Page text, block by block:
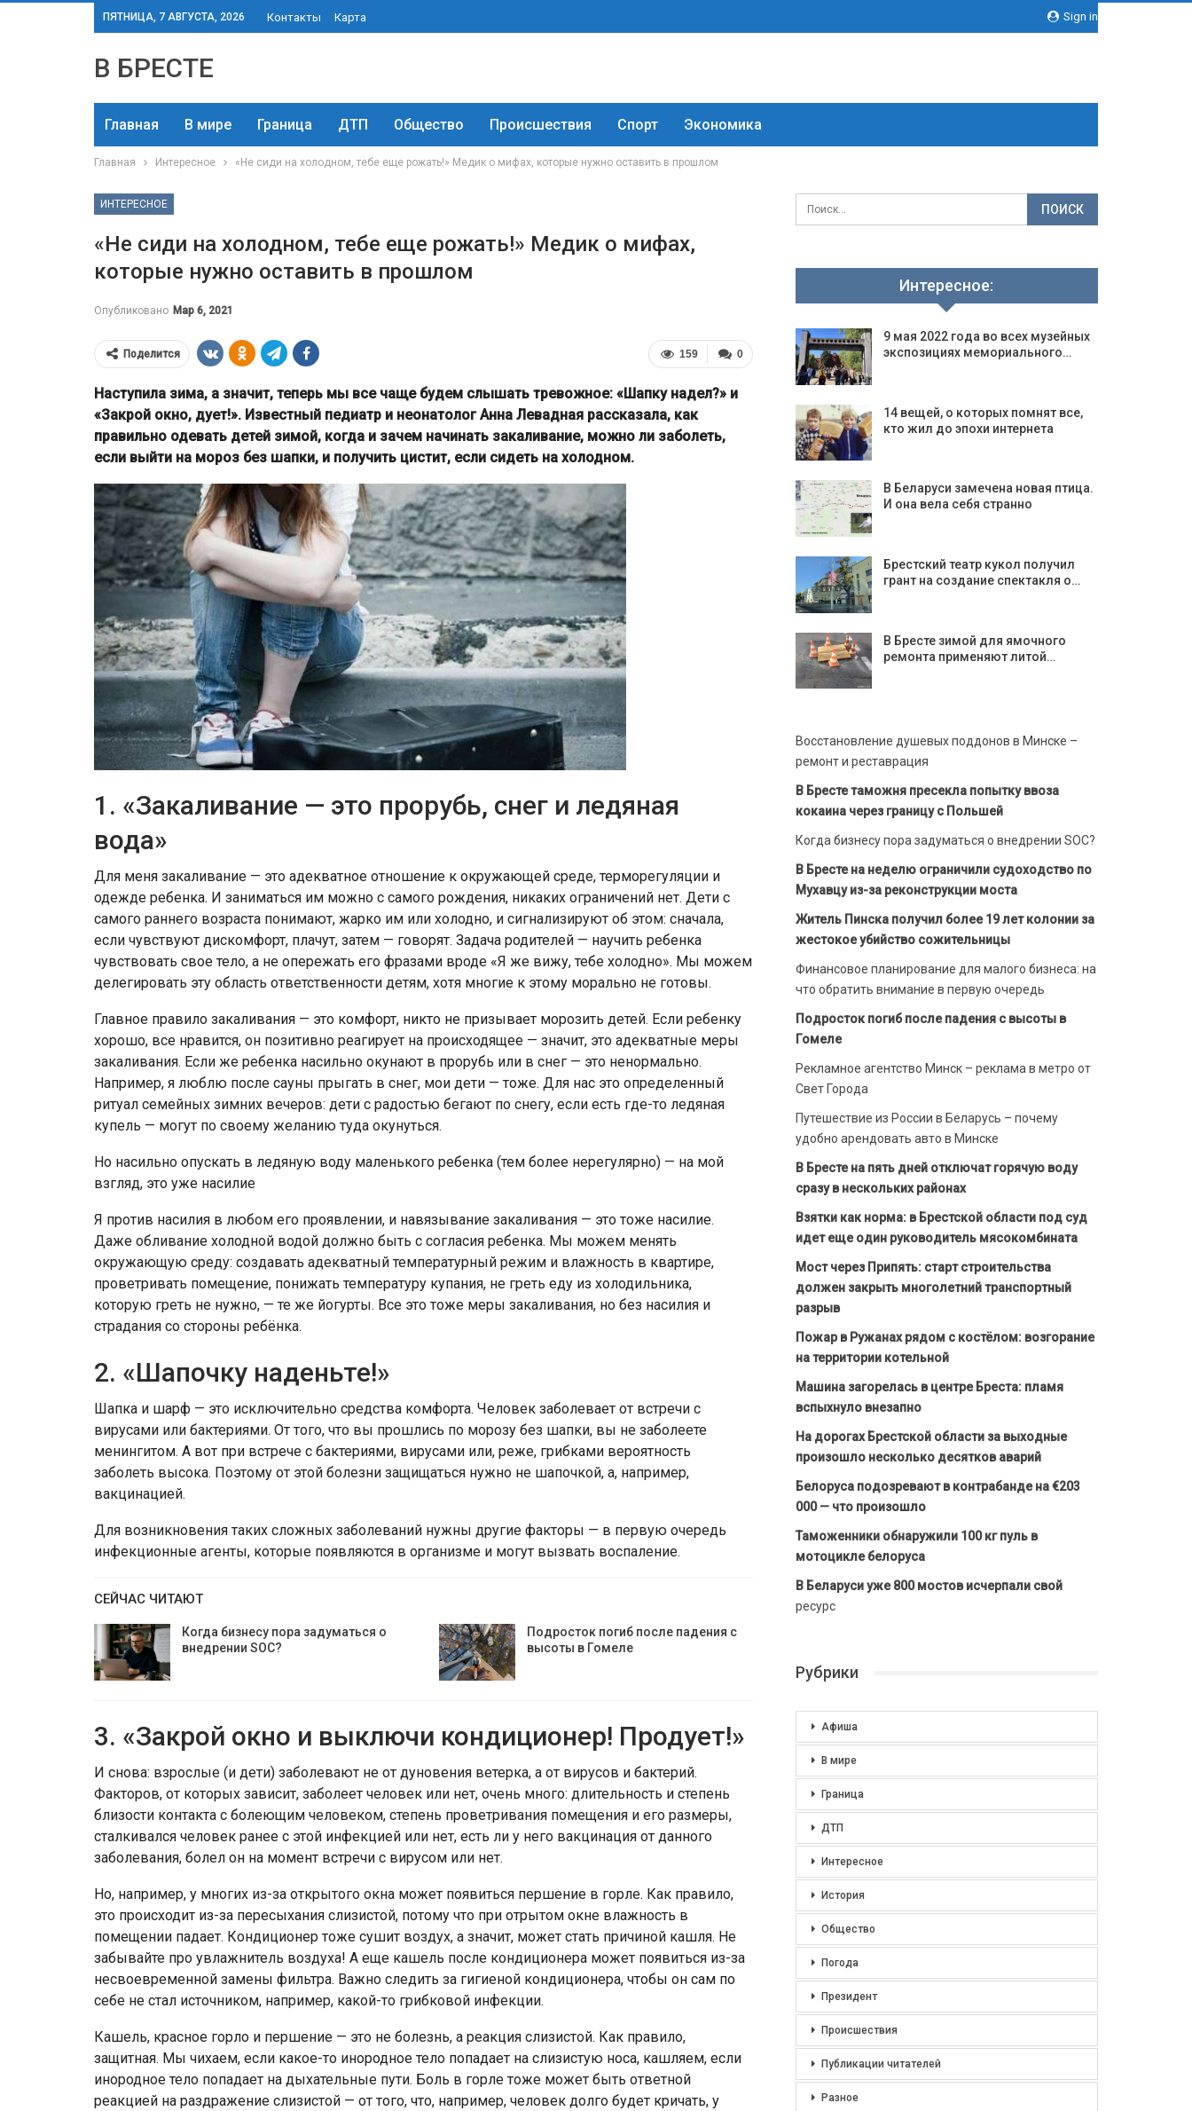
Sign in
ПЯТНИЦА, 7 АВГУСТА, 2026 Контакты Карта
В БРЕСТЕ
Главная В мире Граница ДТП Общество Происшествия Спорт Экономика
Главная Интересное «Не сиди на холодном, тебе еще рожать!» Медик о мифах, которые нужно оставить в прошлом
ИНТЕРЕСНОЕ
«Не сиди на холодном, тебе еще рожать!» Медик о мифах,
которые нужно оставить в прошлом
Опубликовано Мар 6, 2021
0
159
Поделится
Наступила зима, а значит, теперь мы все чаще будем слышать тревожное: «Шапку надел?» и
«Закрой окно, дует!». Известный педиатр и неонатолог Анна Левадная рассказала, как
правильно одевать детей зимой, когда и зачем начинать закаливание, можно ли заболеть,
если выйти на мороз без шапки, и получить цистит, если сидеть на холодном.
1. «Закаливание — это прорубь, снег и ледяная
вода»
Для меня закаливание — это адекватное отношение к окружающей среде, терморегуляции и
одежде ребенка. И заниматься им можно с самого рождения, никаких ограничений нет. Дети с
самого раннего возраста понимают, жарко им или холодно, и сигнализируют об этом: сначала,
если чувствуют дискомфорт, плачут, затем — говорят. Задача родителей — научить ребенка
чувствовать свое тело, а не опережать его фразами вроде «Я же вижу, тебе холодно». Мы можем
делегировать эту область ответственности детям, хотя многие к этому морально не готовы.
Главное правило закаливания — это комфорт, никто не призывает морозить детей. Если ребенку
хорошо, все нравится, он позитивно реагирует на происходящее — значит, это адекватные меры
закаливания. Если же ребенка насильно окунают в прорубь или в снег — это ненормально.
Например, я люблю после сауны прыгать в снег, мои дети — тоже. Для нас это определенный
ритуал семейных зимних вечеров: дети с радостью бегают по снегу, если есть где-то ледяная
купель — могут по своему желанию туда окунуться.
Но насильно опускать в ледяную воду маленького ребенка (тем более нерегулярно) — на мой
взгляд, это уже насилие
Я против насилия в любом его проявлении, и навязывание закаливания — это тоже насилие.
Даже обливание холодной водой должно быть с согласия ребенка. Мы можем менять
окружающую среду: создавать адекватный температурный режим и влажность в квартире,
проветривать помещение, понижать температуру купания, не греть еду из холодильника,
которую греть не нужно, — те же йогурты. Все это тоже меры закаливания, но без насилия и
страдания со стороны ребёнка.
2. «Шапочку наденьте!»
Шапка и шарф — это исключительно средства комфорта. Человек заболевает от встречи с
вирусами или бактериями. От того, что вы прошлись по морозу без шапки, вы не заболеете
менингитом. А вот при встрече с бактериями, вирусами или, реже, грибками вероятность
заболеть высока. Поэтому от этой болезни защищаться нужно не шапочкой, а, например,
вакцинацией.
Для возникновения таких сложных заболеваний нужны другие факторы — в первую очередь
инфекционные агенты, которые появляются в организме и могут вызвать воспаление.
СЕЙЧАС ЧИТАЮТ
Когда бизнесу пора задуматься о
внедрении SOC?
Подросток погиб после падения с
высоты в Гомеле
3. «Закрой окно и выключи кондиционер! Продует!»
И снова: взрослые (и дети) заболевают не от дуновения ветерка, а от вирусов и бактерий.
Факторов, от которых зависит, заболеет человек или нет, очень много: длительность и степень
близости контакта с болеющим человеком, степень проветривания помещения и его размеры,
сталкивался человек ранее с этой инфекцией или нет, есть ли у него вакцинация от данного
заболевания, болел он на момент встречи с вирусом или нет.
Но, например, у многих из-за открытого окна может появиться першение в горле. Как правило,
это происходит из-за пересыхания слизистой, потому что при отрытом окне влажность в
помещении падает. Кондиционер тоже сушит воздух, а значит, может стать причиной кашля. Не
забывайте про увлажнитель воздуха! А еще кашель после кондиционера может появиться из-за
несвоевременной замены фильтра. Важно следить за гигиеной кондиционера, чтобы он сам по
себе не стал источником, например, какой-то грибковой инфекции.
Кашель, красное горло и першение — это не болезнь, а реакция слизистой. Как правило,
защитная. Мы чихаем, если какое-то инородное тело попадает на слизистую носа, кашляем, если
инородное тело попадает на дыхательные пути. Боль в горле тоже может быть ответной
реакцией на раздражение слизистой — от того, что, например, человек долго будет кричать, у
Интересное:
9 мая 2022 года во всех музейных
экспозициях мемориального…
14 вещей, о которых помнят все,
кто жил до эпохи интернета
В Беларуси замечена новая птица.
И она вела себя странно
Брестский театр кукол получил
грант на создание спектакля о…
В Бресте зимой для ямочного
ремонта применяют литой…
Восстановление душевых поддонов в Минске –
ремонт и реставрация
В Бресте таможня пресекла попытку ввоза
кокаина через границу с Польшей
Когда бизнесу пора задуматься о внедрении SOC?
В Бресте на неделю ограничили судоходство по
Мухавцу из-за реконструкции моста
Житель Пинска получил более 19 лет колонии за
жестокое убийство сожительницы
Финансовое планирование для малого бизнеса: на
что обратить внимание в первую очередь
Подросток погиб после падения с высоты в
Гомеле
Рекламное агентство Минск – реклама в метро от
Свет Города
Путешествие из России в Беларусь – почему
удобно арендовать авто в Минске
В Бресте на пять дней отключат горячую воду
сразу в нескольких районах
Взятки как норма: в Брестской области под суд
идет еще один руководитель мясокомбината
Мост через Припять: старт строительства
должен закрыть многолетний транспортный
разрыв
Пожар в Ружанах рядом с костёлом: возгорание
на территории котельной
Машина загорелась в центре Бреста: пламя
вспыхнуло внезапно
На дорогах Брестской области за выходные
произошло несколько десятков аварий
Белоруса подозревают в контрабанде на €203
000 — что произошло
Таможенники обнаружили 100 кг пуль в
мотоцикле белоруса
В Беларуси уже 800 мостов исчерпали свой
ресурс
Рубрики
Афиша
В мире
Граница
ДТП
Интересное
История
Общество
Погода
Президент
Происшествия
Публикации читателей
Разное